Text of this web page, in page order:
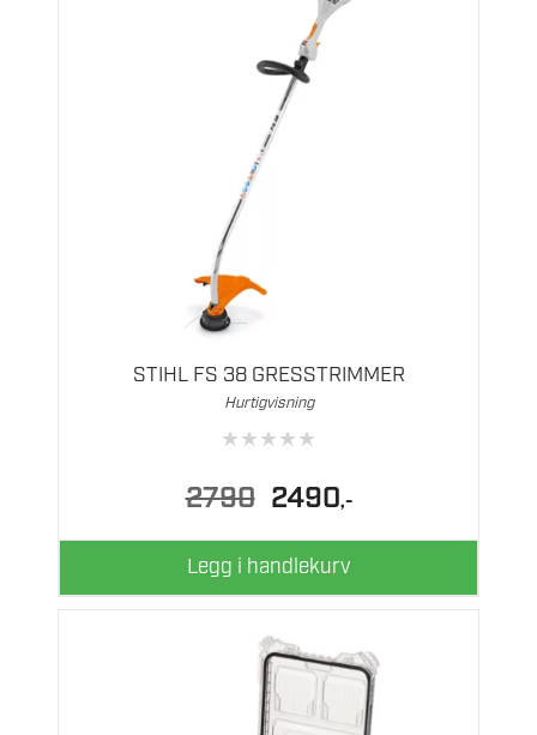
STIHL FS 38 GRESSTRIMMER
Hurtigvisning
★★★★★
2790
Opprinnelig
pris
var:
2790.
2490Nåværende
pris
er:
2490.
,-
Legg i handlekurv